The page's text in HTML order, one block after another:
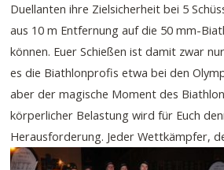
Duellanten ihre Zielsicherheit bei 5
aus 10 m Entfernung auf die 50 mm-
können. Euer Schießen ist damit zwar
es die Biathlonprofis etwa bei den
aber der magische Moment des
körperlicher Belastung wird für Euch
Herausforderung. Jeder Wettkämpfer,